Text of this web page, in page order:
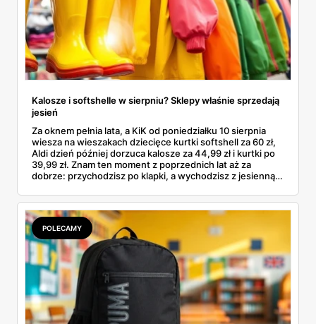
Kalosze i softshelle w sierpniu? Sklepy właśnie sprzedają
jesień
Za oknem pełnia lata, a KiK od poniedziałku 10 sierpnia
wiesza na wieszakach dziecięce kurtki softshell za 60 zł,
Aldi dzień później dorzuca kalosze za 44,99 zł i kurtki po
39,99 zł. Znam ten moment z poprzednich lat aż za
dobrze: przychodzisz po klapki, a wychodzisz z jesienną
pojawi się w gazetkach w przyszłym tygodniu i czy jest
sens kupować jesień, zanim skończą się wakacje.
POLECAMY